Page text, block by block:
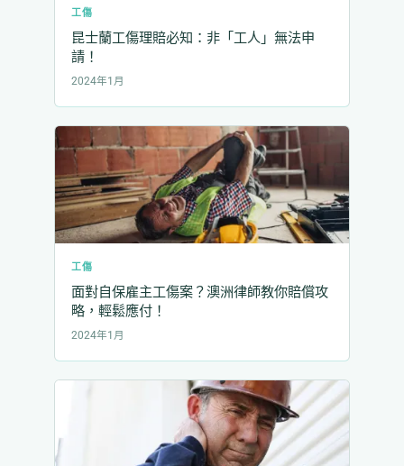
工傷
昆士蘭工傷理賠必知：非「工人」無法申
請！
2024年1月
工傷
面對自保雇主工傷案？澳洲律師教你賠償攻
略，輕鬆應付！
2024年1月